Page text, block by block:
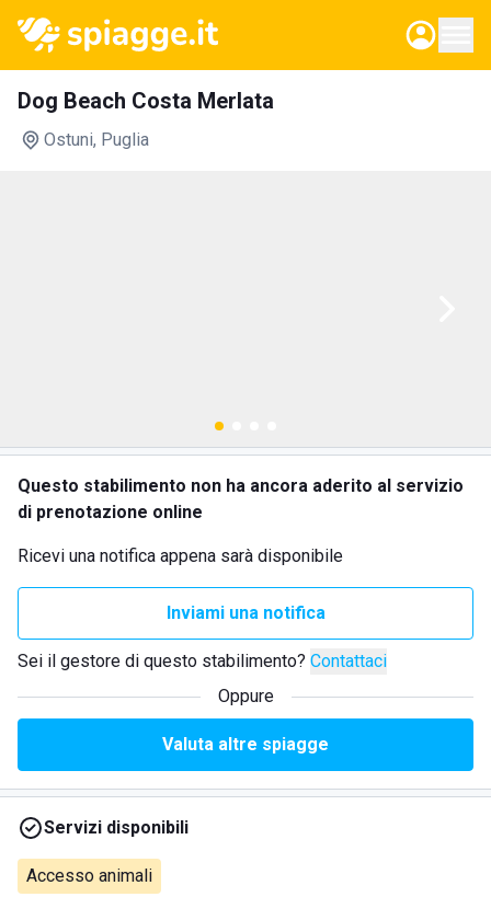
Dog Beach Costa Merlata
Ostuni, Puglia
Questo stabilimento non ha ancora aderito al servizio
di prenotazione online
Ricevi una notifica appena sarà disponibile
Inviami una notifica
Sei il gestore di questo stabilimento? Contattaci
Oppure
Valuta altre spiagge
Servizi disponibili
Accesso animali